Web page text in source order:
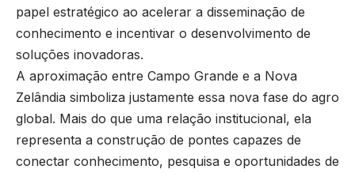
papel estratégico ao acelerar a disseminação de
conhecimento e incentivar o desenvolvimento de
soluções inovadoras.
A aproximação entre Campo Grande e a Nova
Zelândia simboliza justamente essa nova fase do agro
global. Mais do que uma relação institucional, ela
representa a construção de pontes capazes de
conectar conhecimento, pesquisa e oportunidades de